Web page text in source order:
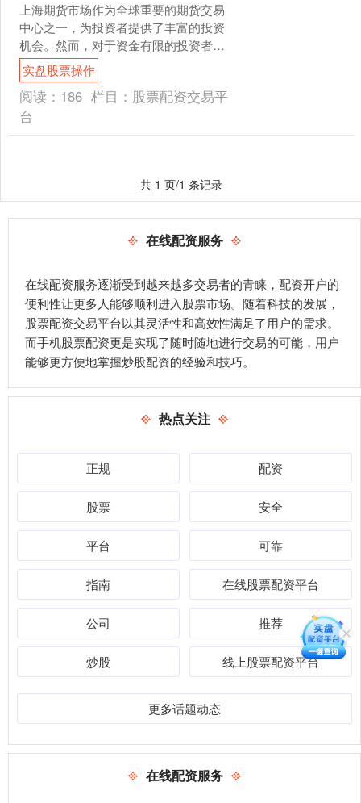
上海期货市场作为全球重要的期货交易
中心之一，为投资者提供了丰富的投资
机会。然而，对于资金有限的投资者来
说，参与期货交易可能存在资金不足的
限制。上海期货配资应运而....
实盘股票操作
阅读： 186 栏目： 股票配资交易平
台
共 1 页/1 条记录
在线配资服务
在线配资服务逐渐受到越来越多交易者的青睐，配资开户的
便利性让更多人能够顺利进入股票市场。随着科技的发展，
股票配资交易平台以其灵活性和高效性满足了用户的需求。
而手机股票配资更是实现了随时随地进行交易的可能，用户
能够更方便地掌握炒股配资的经验和技巧。
热点关注
正规 配资
股票 安全
平台 可靠
指南 在线股票配资平台
公司 推荐
炒股 线上股票配资平台
更多话题动态
在线配资服务